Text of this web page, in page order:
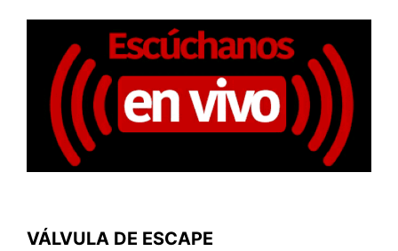
VÁLVULA DE ESCAPE